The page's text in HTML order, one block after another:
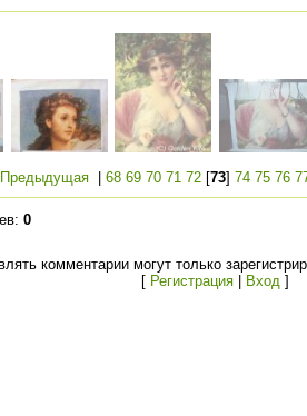
68 69 70 71 72 [73] 74 75 76
: 0
комментарии могут только
[ Регистрация| Вход ]